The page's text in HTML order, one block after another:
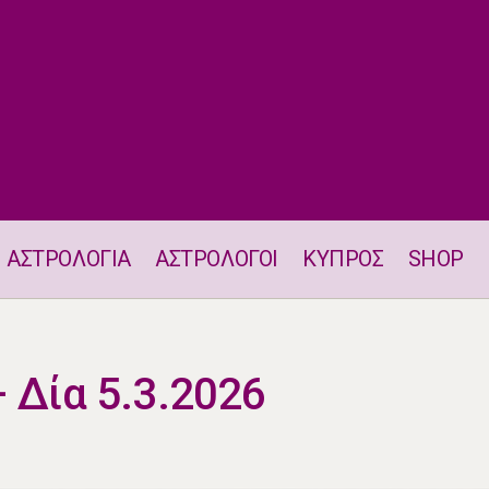
ΑΣΤΡΟΛΟΓΙΑ ΑΣΤΡΟΛΟΓΟΙ ΚΥΠΡΟΣ SHOP
Δία 5.3.2026